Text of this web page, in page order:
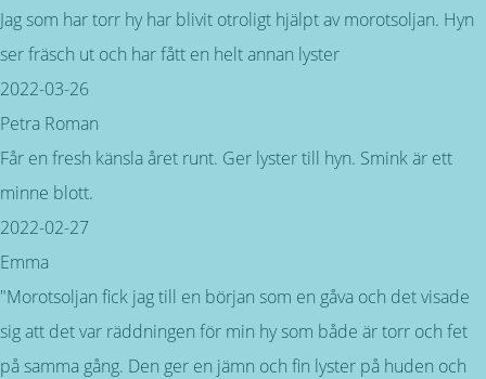
Jag som har torr hy har blivit otroligt hjälpt av morotsoljan. Hyn
ser fräsch ut och har fått en helt annan lyster
2022-03-26
Petra Roman
Får en fresh känsla året runt. Ger lyster till hyn. Smink är ett
minne blott.
2022-02-27
Emma
"Morotsoljan fick jag till en början som en gåva och det visade
sig att det var räddningen för min hy som både är torr och fet
på samma gång. Den ger en jämn och fin lyster på huden och